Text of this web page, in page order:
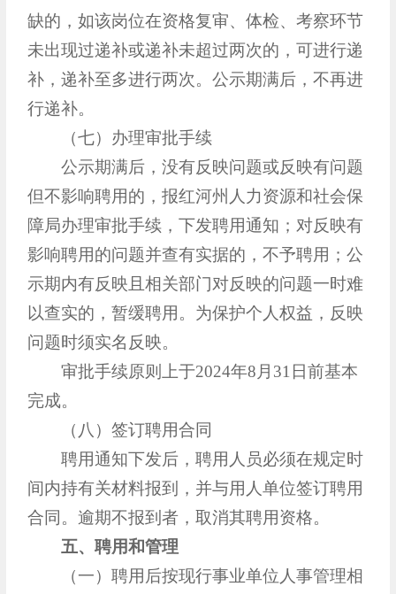
缺的，如该岗位在资格复审、体检、考察环节
未出现过递补或递补未超过两次的，可进行递
补，递补至多进行两次。公示期满后，不再进
行递补。
（七）办理审批手续
公示期满后，没有反映问题或反映有问题
但不影响聘用的，报红河州人力资源和社会保
障局办理审批手续，下发聘用通知；对反映有
影响聘用的问题并查有实据的，不予聘用；公
示期内有反映且相关部门对反映的问题一时难
以查实的，暂缓聘用。为保护个人权益，反映
问题时须实名反映。
审批手续原则上于2024年8月31日前基本
完成。
（八）签订聘用合同
聘用通知下发后，聘用人员必须在规定时
间内持有关材料报到，并与用人单位签订聘用
合同。逾期不报到者，取消其聘用资格。
五、聘用和管理
（一）聘用后按现行事业单位人事管理相